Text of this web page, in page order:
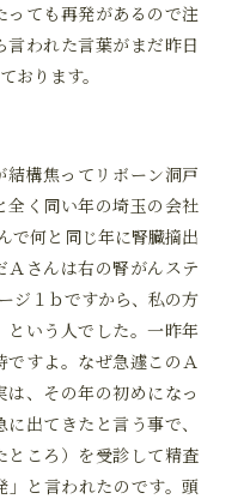
ても再発があるので注
われた言葉がまだ昨日
おります。
構焦ってリボーン洞戸
全く同い年の埼玉の会社
で何と同じ年に腎臓摘出
さんは右の腎がんステ
ジ１ｂですから、私の方
という人でした。一昨年
ですよ。なぜ急遽このＡ
、その年の初めになっ
出てきたと言う事で、
ころ）を受診して精査
」と言われたのです。頭